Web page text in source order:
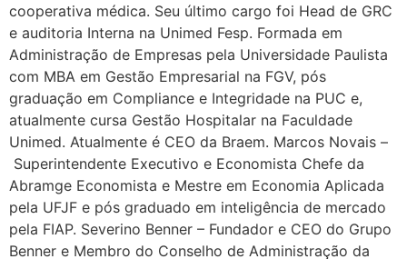
cooperativa médica. Seu último cargo foi Head de GRC
e auditoria Interna na Unimed Fesp. Formada em
Administração de Empresas pela Universidade Paulista
com MBA em Gestão Empresarial na FGV, pós
graduação em Compliance e Integridade na PUC e,
atualmente cursa Gestão Hospitalar na Faculdade
Unimed. Atualmente é CEO da Braem. Marcos Novais –
Superintendente Executivo e Economista Chefe da
Abramge Economista e Mestre em Economia Aplicada
pela UFJF e pós graduado em inteligência de mercado
pela FIAP. Severino Benner – Fundador e CEO do Grupo
Benner e Membro do Conselho de Administração da